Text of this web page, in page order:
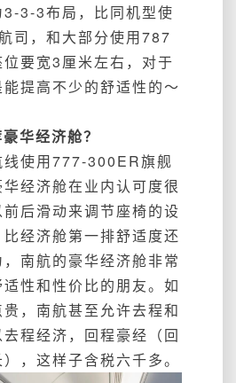
3-3布局，比同机型使
司，和大部分使用787
要宽3厘米左右，对于
提高不少的舒适性的～
华经济舱？
线使用777-300ER旗舰
经济舱在业内认可度很
后滑动来调节座椅的设
经济舱第一排舒适度还
南航的豪华经济舱非常
性和性价比的朋友。 如
，南航甚至允许去程和
程经济，回程豪经（回
， 这样子含税六千多。